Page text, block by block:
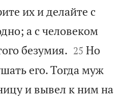
их и делайте с
а с человеком
безумия. 

25 Но
его. Тогда муж
и вывел к ним на